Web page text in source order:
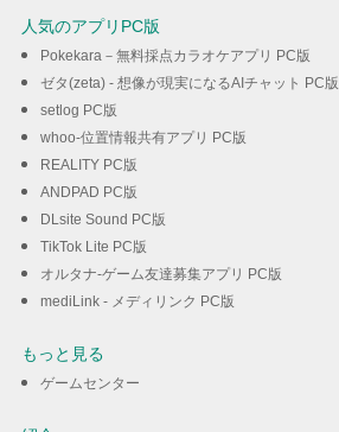
人気のアプリPC版
Pokekara－無料採点カラオケアプリ PC版
ゼタ(zeta) - 想像が現実になるAIチャット PC版
setlog PC版
whoo-位置情報共有アプリ PC版
REALITY PC版
ANDPAD PC版
DLsite Sound PC版
TikTok Lite PC版
オルタナ-ゲーム友達募集アプリ PC版
mediLink - メディリンク PC版
もっと見る
ゲームセンター